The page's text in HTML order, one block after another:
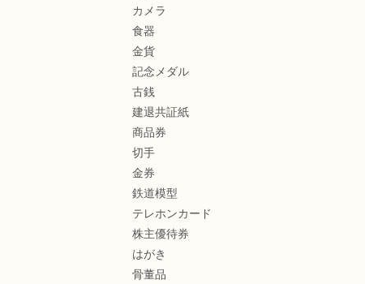
カメラ
食器
金貨
記念メダル
古銭
建退共証紙
商品券
切手
金券
鉄道模型
テレホンカード
株主優待券
はがき
骨董品